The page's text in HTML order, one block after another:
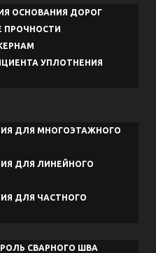
ОСНОВАНИЯ ДОРОГ
ПРОЧНОСТИ
УПЛОТНЕНИЯ
ДЛЯ МНОГОЭТАЖНОГО
ДЛЯ ЛИНЕЙНОГО
ДЛЯ ЧАСТНОГО
СВАРНОГО ШВА